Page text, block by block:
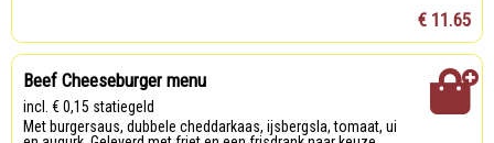
€ 11.65
Beef Cheeseburger menu
incl. € 0,15 statiegeld
met burgersaus, dubbele cheddarkaas, ijsbergsla, tomaat, ui